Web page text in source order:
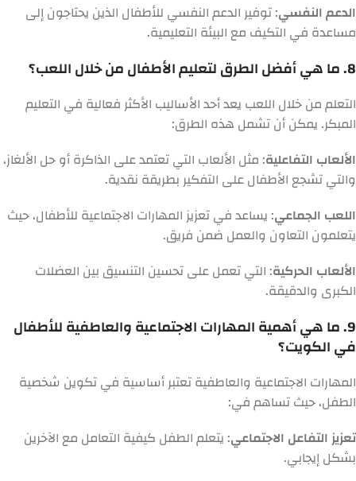
الدعم النفسي: توفير الدعم النفسي للأطفال الذين يحتاجون إلى
مساعدة في التكيف مع البيئة التعليمية.
8. ما هي أفضل الطرق لتعليم الأطفال من خلال اللعب؟
التعلم من خلال اللعب يعد أحد الأساليب الأكثر فعالية في التعليم
المبكر. يمكن أن تشمل هذه الطرق:
الألعاب التفاعلية: مثل الألعاب التي تعتمد على الذاكرة أو حل الألغاز،
والتي تشجع الأطفال على التفكير بطريقة نقدية.
اللعب الجماعي: يساعد في تعزيز المهارات الاجتماعية للأطفال، حيث
يتعلمون التعاون والعمل ضمن فريق.
الألعاب الحركية: التي تعمل على تحسين التنسيق بين العضلات
الكبرى والدقيقة.
9. ما هي أهمية المهارات الاجتماعية والعاطفية للأطفال
في الكويت؟
المهارات الاجتماعية والعاطفية تعتبر أساسية في تكوين شخصية
الطفل، حيث تساهم في:
تعزيز التفاعل الاجتماعي: يتعلم الطفل كيفية التعامل مع الآخرين
بشكل إيجابي.